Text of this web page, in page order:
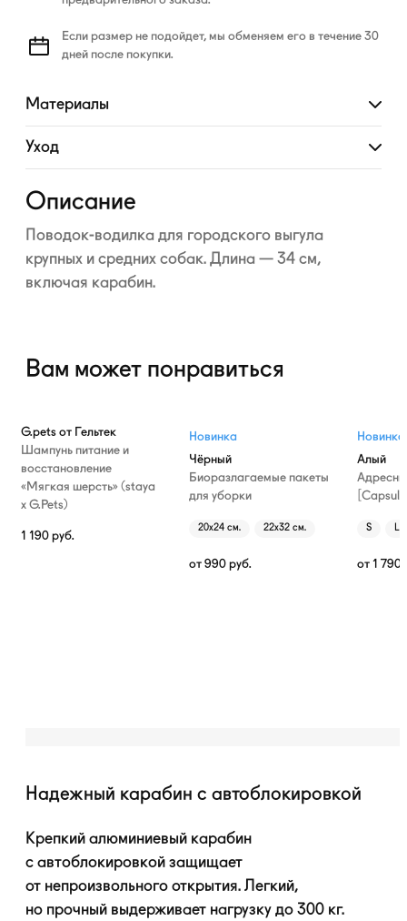
Если размер не подойдет, мы обменяем его в течение 30
дней после покупки.
Материалы
Развернуть
Уход
Развернуть
Описание
Поводок-водилка для городского выгула
крупных и средних собак. Длина — 34 см,
включая карабин.
Вам может понравиться
G.pets от Гельтек
Шампунь питание и
восстановление
«Мягкая шерсть» (staya
х G.Pets)
1 190 руб.
Новинка
Чёрный
Биоразлагаемые пакеты
для уборки
20х24 см. 22х32 см.
от 990 руб.
Новинка
Алый
S L
от 1 790
Надежный карабин с автоблокировкой
Крепкий алюминиевый карабин
с автоблокировкой защищает
от непроизвольного открытия. Легкий,
но прочный выдерживает нагрузку до 300 кг.